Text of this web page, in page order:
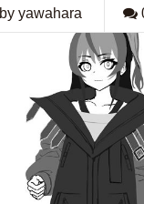
by yawahara